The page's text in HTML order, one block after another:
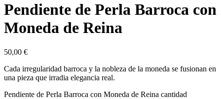
Pendiente de Perla Barroca con
Moneda de Reina
50,00 €
Cada irregularidad barroca y la nobleza de la moneda se fusionan en
una pieza que irradia elegancia real.
Pendiente de Perla Barroca con Moneda de Reina cantidad